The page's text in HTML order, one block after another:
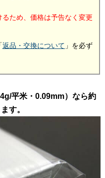
ため、価格は予告なく変更
返品・交換について 」を必ず
平米・0.09mm）なら約
す。